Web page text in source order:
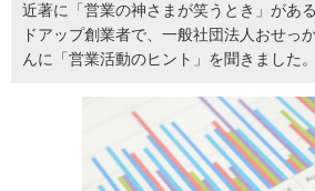
近著に「営業の神さまが笑うとき」があ
ドアップ創業者で、一般社団法人おせっ
んに「営業活動のヒント」を聞きました。